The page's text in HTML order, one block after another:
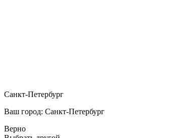
Санкт-Петербург
Ваш город: Санкт-Петербург
Верно